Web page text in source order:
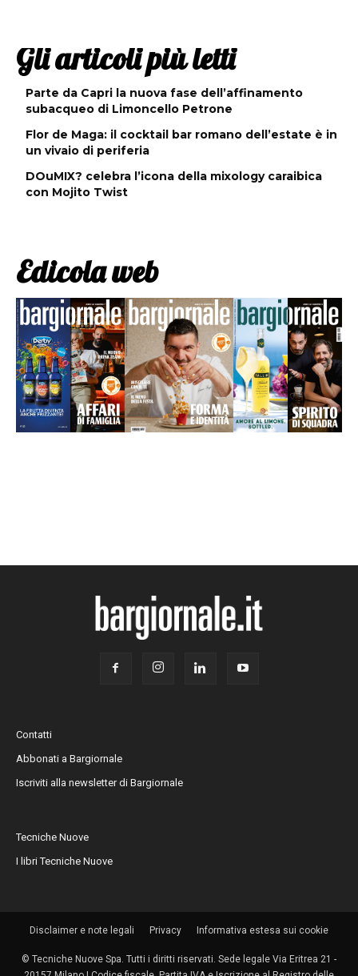
Gli articoli più letti
Parte da Capri la nuova fase dell’affinamento
subacqueo di Limoncello Petrone
Flor de Maga: il cocktail bar romano dell’estate è in
un vivaio di periferia
DOuMIX? celebra l’icona della mixology caraibica
con Mojito Twist
Edicola web
Contatti
Abbonati a Bargiornale
Iscriviti alla newsletter di Bargiornale
Tecniche Nuove
I libri Tecniche Nuove
Disclaimer e note legali Privacy Informativa estesa sui cookie
© Tecniche Nuove Spa. Tutti i diritti riservati. Sede legale Via Eritrea 21 -